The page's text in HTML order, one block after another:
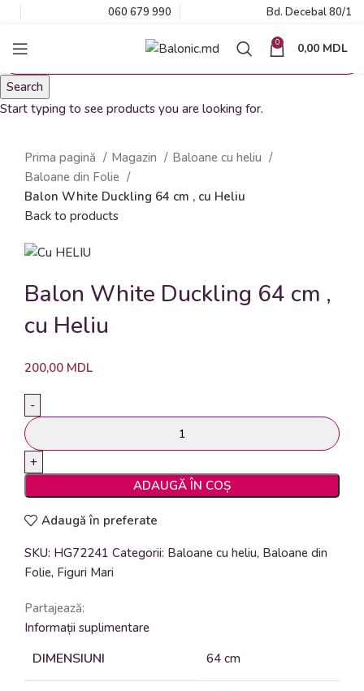
060 679 990 Bd. Decebal 80/1
0 0,00 MDL
Prima pagină
Magazin
Baloane cu heliu
Baloane din Folie
Balon White Duckling 64 cm , cu Heliu
Back to products
Balon White Duckling 64 cm ,
cu Heliu
200,00 MDL
ADAUGĂ ÎN COȘ
Adaugă în preferate
SKU: HG72241 Categorii: Baloane cu heliu, Baloane din
Folie, Figuri Mari
Partajează:
Informații suplimentare
DIMENSIUNI 64 cm
Search
Start typing to see products you are looking for.